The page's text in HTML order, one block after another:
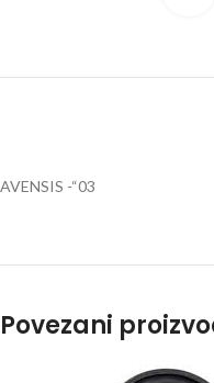
AVENSIS -“03
Povezani